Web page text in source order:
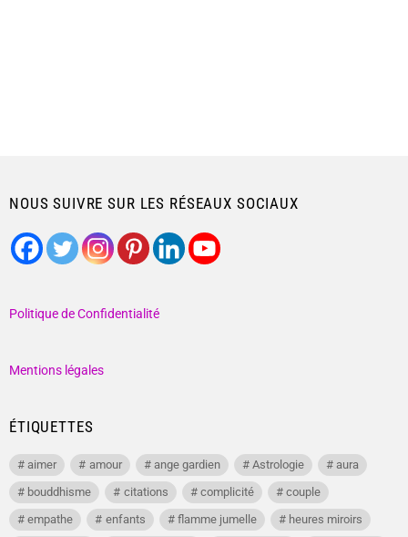
NOUS SUIVRE SUR LES RÉSEAUX SOCIAUX
Politique de Confidentialité
Mentions légales
ÉTIQUETTES
aimer amour ange gardien Astrologie
aura
bouddhisme
citations complicité
couple
empathe
enfants flamme jumelle
heures miroirs